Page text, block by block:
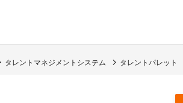
タレントマネジメントシステム タレントパレット